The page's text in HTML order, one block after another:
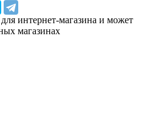
интернет-магазина и может
магазинах